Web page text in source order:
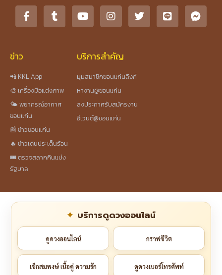
ข่าว
📲 KKL App
🎨 เครื่องมือแต่งภาพ
🌤️ พยากรณ์อากาศ
ขอนแก่น
📰 ข่าวขอนแก่น
🔥 ข่าวเด่นประเด็นร้อน
🎟️ ตรวจสลากกินแบ่ง
รัฐบาล
บริการสำคัญ
มุมสมาชิกขอนแก่นลิงก์
หางาน@ขอนแก่น
ลงประกาศรับสมัครงาน
อีเวนต์@ขอนแก่น
บริการดูดวงออนไลน์
ดูดวงออนไลน์ กราฟชีวิต
เช็กสมพงษ์ เนื้อคู่ ความรัก ดูดวงเบอร์โทรศัพท์